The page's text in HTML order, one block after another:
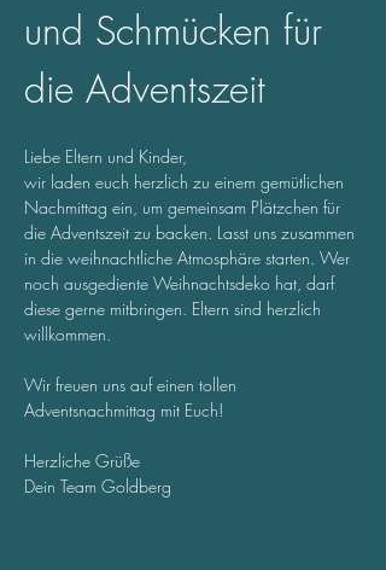
und Schmücken für
die Adventszeit
Liebe Eltern und Kinder,
wir laden euch herzlich zu einem gemütlichen
Nachmittag ein, um gemeinsam Plätzchen für
die Adventszeit zu backen. Lasst uns zusammen
in die weihnachtliche Atmosphäre starten. Wer
noch ausgediente Weihnachtsdeko hat, darf
diese gerne mitbringen. Eltern sind herzlich
willkommen.
Wir freuen uns auf einen tollen
Adventsnachmittag mit Euch!
Herzliche Grüße
Dein Team Goldberg